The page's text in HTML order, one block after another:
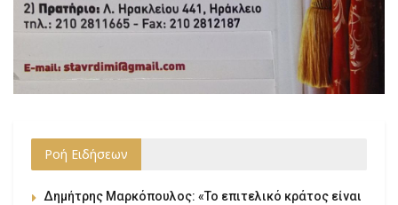
Ροή Ειδήσεων
Δημήτρης Μαρκόπουλος: «Το επιτελικό κράτος είναι